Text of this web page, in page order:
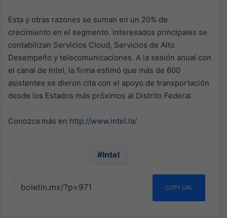
Esta y otras razones se suman en un 20% de
crecimiento en el segmento. Interesados principales se
contabilizan Servicios Cloud, Servicios de Alto
Desempeño y telecomunicaciones. A la sesión anual con
el canal de Intel, la firma estimó que más de 600
asistentes se dieron cita con el apoyo de transportación
desde los Estados más próximos al Distrito Federal.
Conozca más en http://www.intel.la/
Intel
COPY URL